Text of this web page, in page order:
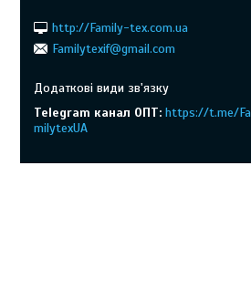
http://Family-tex.com.ua
Familytexif@gmail.com
Telegram канал ОПТ https://t.me/Fa
milytexUA